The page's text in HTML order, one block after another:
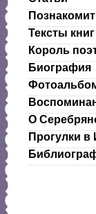
Тексты книг
Король
Биография
О
Прогулки в